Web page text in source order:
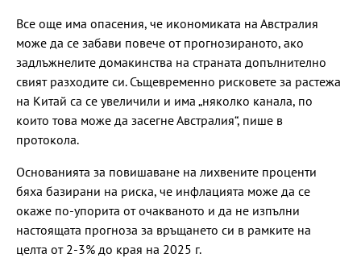
Все още има опасения, че икономиката на Австралия
може да се забави повече от прогнозираното, ако
задлъжнелите домакинства на страната допълнително
свият разходите си. Същевременно рисковете за растежа
на Китай са се увеличили и има „няколко канала, по
които това може да засегне Австралия“, пише в
протокола.
Основанията за повишаване на лихвените проценти
бяха базирани на риска, че инфлацията може да се
окаже по-упорита от очакваното и да не изпълни
настоящата прогноза за връщането си в рамките на
целта от 2-3% до края на 2025 г.